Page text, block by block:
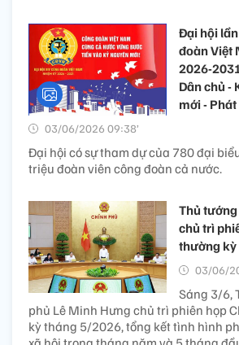
Đại hội
đoàn Việt
2026-
Dân chủ -
mới -
03/06/2026 09:38’
Đại hội có sự tham dự của 780 đại
triệu đoàn viên công đoàn cả nước.
Thủ
chủ trì
thường
03/06/
Sáng 3/6,
phủ Lê Minh Hưng chủ trì phiên họp
kỳ tháng 5/2026, tổng kết tình hình